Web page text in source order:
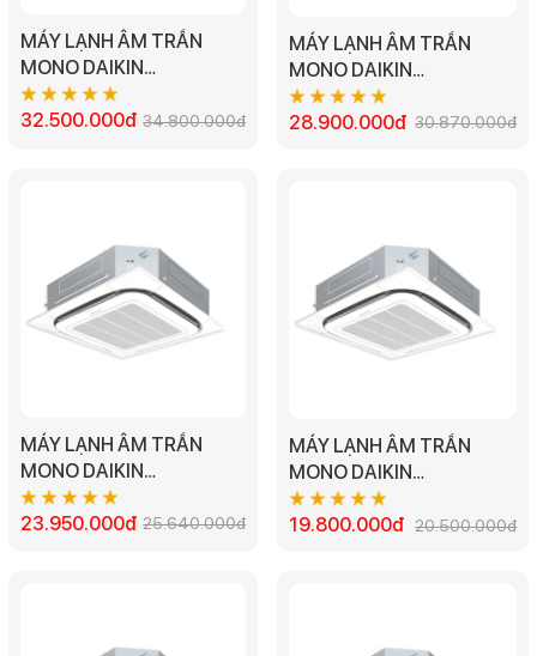
MÁY LẠNH ÂM TRẦN
MONO DAIKIN
FCNQ26MV1/RNQ26MV1
- 3.0HP
32.500.000đ 34.800.000đ
MÁY LẠNH ÂM TRẦN
MONO DAIKIN
FCNQ21MV1/RNQ21MV1
- 2.5HP
28.900.000đ 30.870.000đ
MÁY LẠNH ÂM TRẦN
MONO DAIKIN
FCNQ18MV1/RNQ18MV1
- 2.0HP
23.950.000đ 25.640.000đ
MÁY LẠNH ÂM TRẦN
MONO DAIKIN
FCNQ13MV1/RNQ13MV1
- 1.5HP
19.800.000đ 20.500.000đ